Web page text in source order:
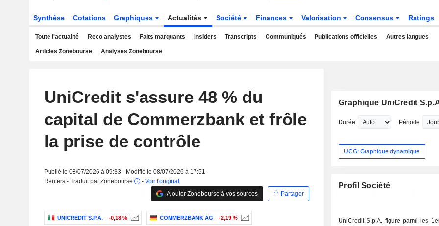
Synthèse Cotations Graphiques Actualités Société Finances Valorisation Consensus Ratings
Toute l'actualité Reco analystes Faits marquants Insiders Transcripts Communiqués Publications officielles Autres langues
Articles Zonebourse Analyses Zonebourse
UniCredit s'assure 48 % du
capital de Commerzbank et frôle
la prise de contrôle
Publié le 08/07/2026 à 09:33 - Modifié le 08/07/2026 à 17:51
Reuters - Traduit par Zonebourse
- Voir l'original
Ajouter Zonebourse à vos sources
Partager
UNICREDIT S.P.A. -0,18 % COMMERZBANK AG -2,19 %
Graphique UniCredit
Durée Période
UCG: Graphique dynamique
Profil Société
UniCredit S.p.A. figure parmi les